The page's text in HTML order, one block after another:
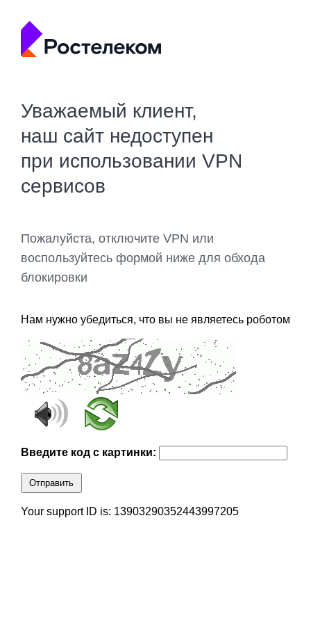
Уважаемый клиент,
наш сайт недоступен
при использовании VPN
сервисов
Пожалуйста, отключите VPN или
воспользуйтесь формой ниже для обхода
блокировки
Нам нужно убедиться, что вы не являетесь роботом
Введите код с картинки:
Отправить
Your support ID is: 13903290352443997205